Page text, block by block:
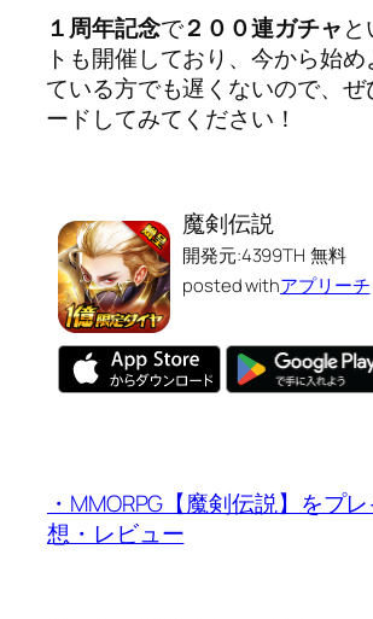
１周年記念で２００連ガチャ
トも開催しており、今から始
ている方でも遅くないので、ぜ
ードしてみてください！
魔剣伝説
開発元:4399TH 無料
posted withアプリーチ
・MMORPG【魔剣伝説】をプ
想・レビュー